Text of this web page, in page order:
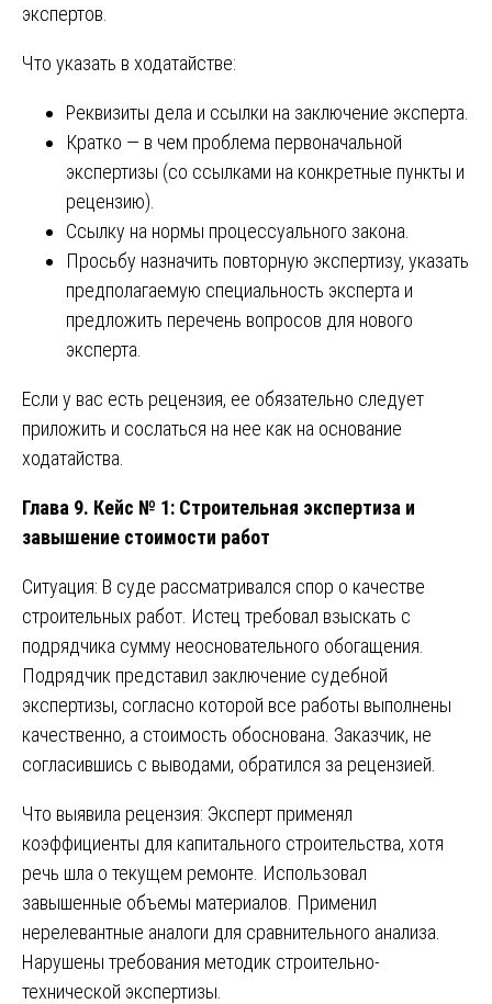
экспертов.
Что указать в ходатайстве:
Реквизиты дела и ссылки на заключение эксперта.
Кратко — в чем проблема первоначальной
экспертизы (со ссылками на конкретные пункты и
рецензию).
Ссылку на нормы процессуального закона.
Просьбу назначить повторную экспертизу, указать
предполагаемую специальность эксперта и
предложить перечень вопросов для нового
эксперта.
Если у вас есть рецензия, ее обязательно следует
приложить и сослаться на нее как на основание
ходатайства.
Глава 9. Кейс № 1: Строительная экспертиза и
завышение стоимости работ
Ситуация: В суде рассматривался спор о качестве
строительных работ. Истец требовал взыскать с
подрядчика сумму неосновательного обогащения.
Подрядчик представил заключение судебной
экспертизы, согласно которой все работы выполнены
качественно, а стоимость обоснована. Заказчик, не
согласившись с выводами, обратился за рецензией.
Что выявила рецензия: Эксперт применял
коэффициенты для капитального строительства, хотя
речь шла о текущем ремонте. Использовал
завышенные объемы материалов. Применил
нерелевантные аналоги для сравнительного анализа.
Нарушены требования методик строительно-
технической экспертизы.